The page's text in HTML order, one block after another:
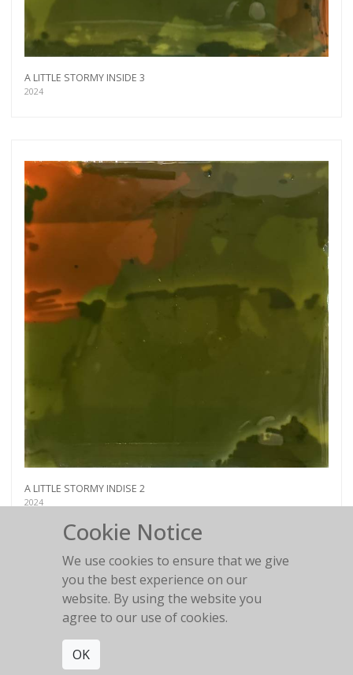
A LITTLE STORMY INSIDE 3
2024
A LITTLE STORMY INDISE 2
2024
A LITTLE STORMY INSIDE 1
Cookie Notice
We use cookies to ensure that we give
you the best experience on our
website. By using the website you
agree to our use of cookies.
OK